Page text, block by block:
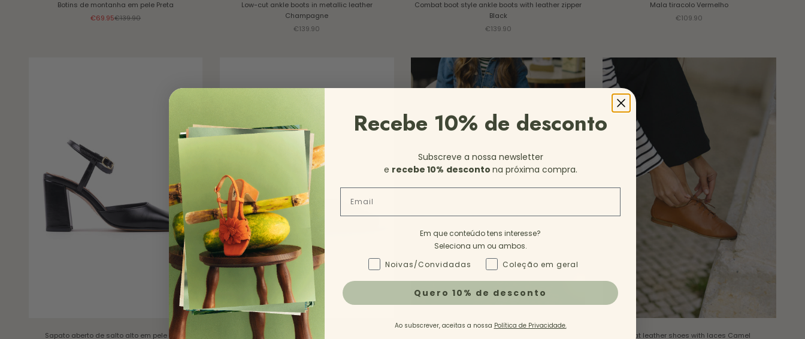
Botins de montanha em pele Preta
Sale price
€69.95Regular price
€139.90
Low-cut ankle boots in metallic leather
Champagne
Sale price
€139.90
Combat boot style ankle boots with leather zipper
Black
Sale price
€139.90
Mala tiracoloVermelho
Sale price
€109.90
Sapato aberto de salto alto em pele Preta
Sapato aberto de salto alto em pele Flat leather shoes with laces Camel
Recebe 10% de desconto
Subscreve a nossa newsletter
e recebe 10% desconto na próxima compra.
Em que conteúdo tens interesse?
Seleciona um ou ambos.
Tipo de Conteúdo - NL
Noivas/Convidadas Coleção em geral
Quero 10% de desconto
Ao subscrever, aceitas a nossa Política de Privacidade.